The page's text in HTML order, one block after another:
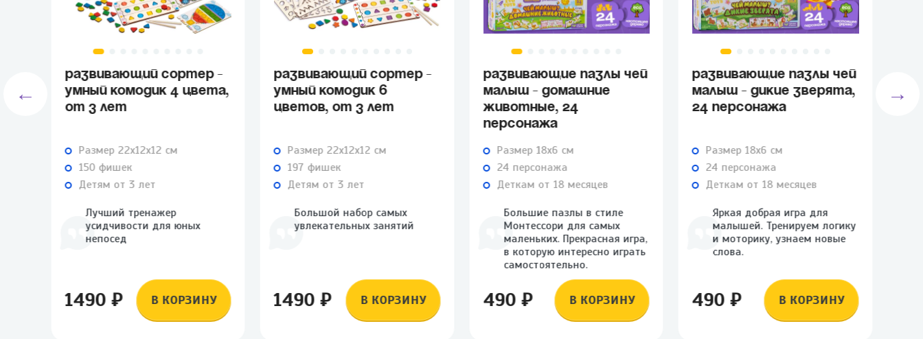
РАЗВИВАЮЩИЙ СОРТЕР -
УМНЫЙ КОМОДИК 4 ЦВЕТА,
ОТ 3 ЛЕТ
Размер 22х12х12 см
150 фишек
Детям от 3 лет
Лучший тренажер
усидчивости для юных
непосед
1490 ₽ В КОРЗИНУ
РАЗВИВАЮЩИЙ СОРТЕР -
УМНЫЙ КОМОДИК 6
ЦВЕТОВ, ОТ 3 ЛЕТ
Размер 22х12х12 см
197 фишек
Детям от 3 лет
Большой набор самых
увлекательных занятий
1490 ₽ В КОРЗИНУ
РАЗВИВАЮЩИЕ ПАЗЛЫ ЧЕЙ
МАЛЫШ - ДОМАШНИЕ
ЖИВОТНЫЕ, 24
ПЕРСОНАЖА
Размер 18х6 см
24 персонажа
Деткам от 18 месяцев
Большие пазлы в стиле
Монтессори для самых
маленьких. Прекрасная игра,
в которую интересно играть
самостоятельно.
490 ₽ В КОРЗИНУ
РАЗВИВАЮЩИЕ ПАЗЛЫ ЧЕЙ
МАЛЫШ - ДИКИЕ ЗВЕРЯТА,
24 ПЕРСОНАЖА
Размер 18х6 см
24 персонажа
Деткам от 18 месяцев
Яркая добрая игра для
малышей. Тренируем логику
и моторику, узнаем новые
слова.
490 ₽ В КОРЗИНУ
← →